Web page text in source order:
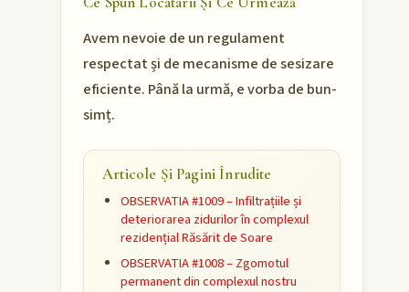
Avem nevoie de un regulament
respectat și de mecanisme de sesizare
eficiente. Până la urmă, e vorba de bun-
simț.
Articole Și Pagini Înrudite
OBSERVATIA #1009 – Infiltrațiile și
deteriorarea zidurilor în complexul
rezidențial Răsărit de Soare
OBSERVATIA #1008 – Zgomotul
permanent din complexul nostru